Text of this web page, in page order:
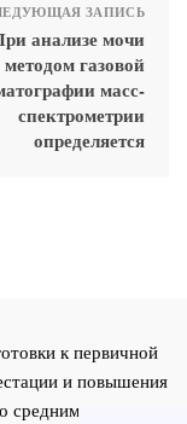
ЗАПИСЬ
анализе мочи
методом газовой
масс-
спектрометрии
определяется
к первичной
и повышения
средним и высшим